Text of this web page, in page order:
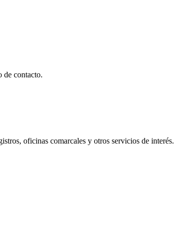
de contacto.
oficinas comarcales y otros servicios de interés.